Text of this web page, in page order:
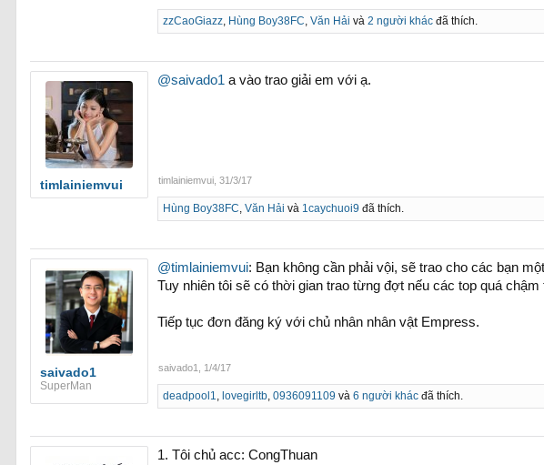
zzCaoGiazz, Hùng Boy38FC,Văn Hải và2 người khác đã thích.
timlainiemvui
@saivado1 a vào trao giải em với ạ.
timlainiemvui 31/3/17
Hùng Boy38FC,Văn Hải và 1caychuoi9 đã thích.
saivado1
SuperMan
@timlainiemvui: Bạn không cần phải vội, sẽ trao cho các bạn
Tuy nhiên tôi sẽ có thời gian trao từng đợt nếu các top quá
Tiếp tục đơn đăng ký với chủ nhân nhân vật Empress.
saivado1 1/4/17
deadpool1, lovegirltb,0936091109 và6 người khác đã thích.
1. Tôi chủ acc: CongThuan